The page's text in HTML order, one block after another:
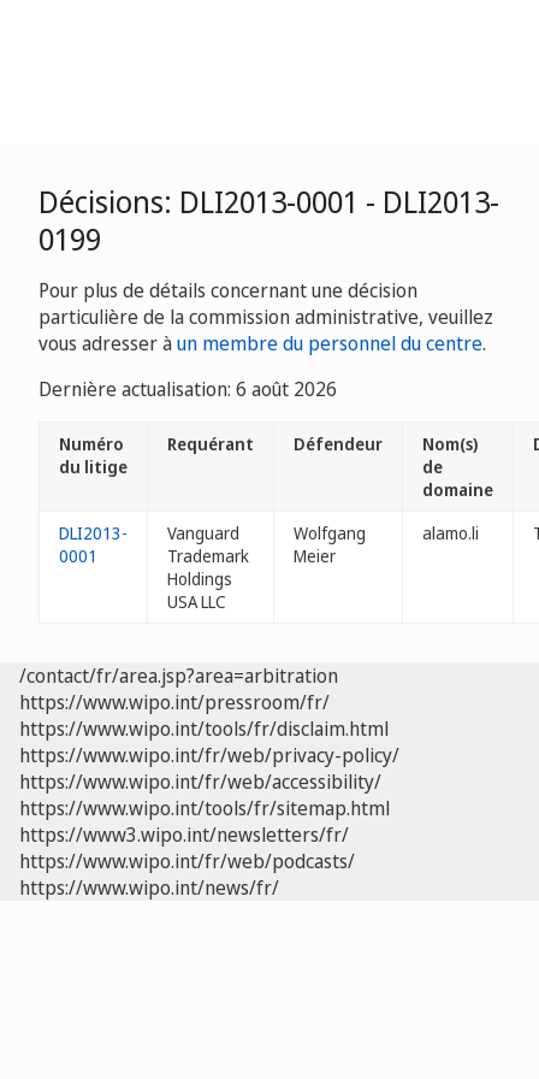
Décisions: DLI2013-0001 - DLI2013-
0199
Pour plus de détails concernant une décision
particulière de la commission administrative, veuillez
vous adresser àun membre du personnel du centre.
Dernière actualisation: 6 août 2026
Numéro
du litige
Requérant Défendeur
Nom(s)
de
domaine
DLI2013-
0001
Vanguard
Trademark
Holdings
USA LLC
Wolfgang
Meier
alamo.li
/contact/fr/area.jsp?area=arbitration
https://www.wipo.int/pressroom/fr/
https://www.wipo.int/tools/fr/disclaim.html
https://www.wipo.int/fr/web/privacy-policy/
https://www.wipo.int/fr/web/accessibility/
https://www.wipo.int/tools/fr/sitemap.html
https://www3.wipo.int/newsletters/fr/
https://www.wipo.int/fr/web/podcasts/
https://www.wipo.int/news/fr/